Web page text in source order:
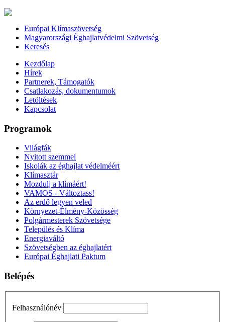
Európai Klímaszövetség
Magyarországi Éghajlatvédelmi Szövetség
Keresés
Kezdőlap
Hírek
Partnerek, Támogatók
Csatlakozás, dokumentumok
Letöltések
Kapcsolat
Programok
Világfák
Nyitott szemmel
Iskolák az éghajlat védelméért
Klímasztár
Mozdulj a klímáért!
VAMOS - Változtass!
Az erdő legyen veled
Környezet-Élmény-Közösség
Polgármesterek Szövetsége
Település és Klíma
Energiaváltó
Szövetségben az éghajlatért
Európai Éghajlati Paktum
Belépés
Felhasználónév